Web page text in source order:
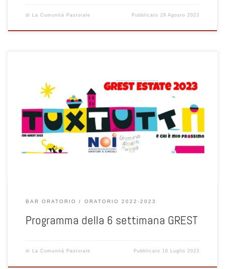
di La Cumunità Pastorale Pubblicato 29 Agosto 2023
BAR ORATORIO ORATORIO 2022-2023
Programma della 6 settimana GREST
di La Cumunità Pastorale Pubblicato 16 Luglio 2023